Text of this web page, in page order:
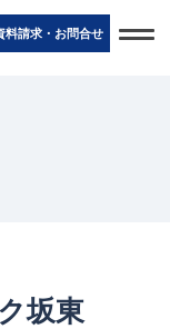
料請求・お問合せ
t
o
坂東